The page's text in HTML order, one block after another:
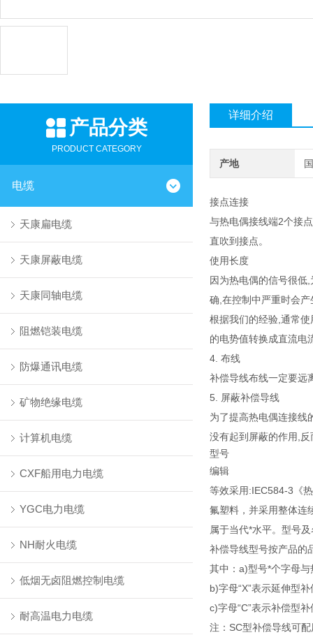
产品分类
PRODUCT CATEGORY
电缆
天康扁电缆
天康屏蔽电缆
天康同轴电缆
阻燃铠装电缆
防爆通讯电缆
矿物绝缘电缆
计算机电缆
CXF船用电力电缆
YGC电力电缆
NH耐火电缆
低烟无卤阻燃控制电缆
耐高温电力电缆
详细介绍
产地
接点连接
与热电偶接线端2个接
直吹到接点。
使用长度
因为热电偶的信号很低
确,在控制中严重时会
根据我们的经验,通常
的电势值转换成直流电
4. 布线
补偿导线布线一定要远
5. 屏蔽补偿导线
为了提高热电偶连接线
没有起到屏蔽的作用,
型号
编辑
等效采用:IEC584-3《
氟塑料，并采用整体连
属于当代*水平。型号
补偿导线型号按产品的
其中：a)型号*个字母
b)字母“X”表示延伸型
c)字母“C”表示补偿型
注：SC型补偿导线可